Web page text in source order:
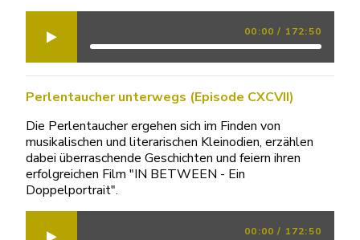
00:00 / 172:50
Perlentaucher unterwegs (Episode CXCVII)
Die Perlentaucher ergehen sich im Finden von
musikalischen und literarischen Kleinodien, erzählen
dabei überraschende Geschichten und feiern ihren
erfolgreichen Film "IN BETWEEN - Ein
Doppelportrait".
00:00 / 172:50